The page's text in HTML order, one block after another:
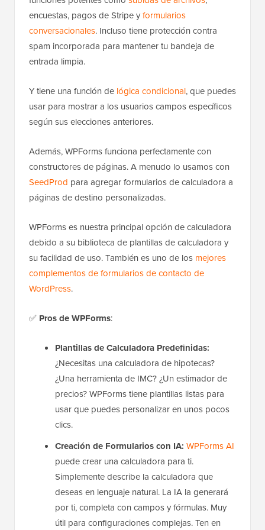
encuestas, pagos de Stripe yformularios
conversacionales. Incluso tiene protección contra
spam incorporada para mantener tu bandeja de
entrada limpia.
Y tiene una función de lógica condicional, que puedes
usar para mostrar a los usuarios campos específicos
según sus elecciones anteriores.
Además, WPForms funciona perfectamente con
constructores de páginas. A menudo lo usamos con
SeedProd para agregar formularios de calculadora a
páginas de destino personalizadas.
WPForms es nuestra principal opción de calculadora
debido a su biblioteca de plantillas de calculadora y
su facilidad de uso. También es uno de los mejores
complementos de formularios de contacto de
WordPress.
✅ Pros de WPForms:
Plantillas de Calculadora Predefinidas:
¿Necesitas una calculadora de hipotecas?
¿Una herramienta de IMC? ¿Un estimador de
precios? WPForms tiene plantillas listas para
usar que puedes personalizar en unos pocos
clics.
Creación de Formularios con IA: WPForms AI
puede crear una calculadora para ti.
Simplemente describe la calculadora que
deseas en lenguaje natural. La IA la generará
por ti, completa con campos y fórmulas. Muy
útil para configuraciones complejas. Ten en